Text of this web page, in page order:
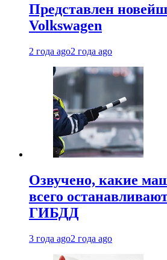
Представлен
Volkswagen
2 года ago2 года ago
Озвучено, какие
всего
ГИБДД
3 года ago2 года ago